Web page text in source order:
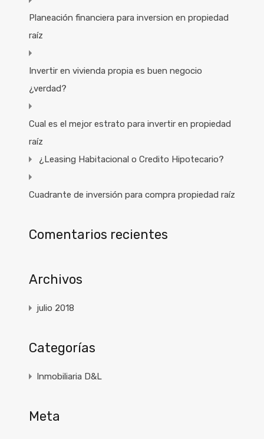
Planeación financiera para inversion en propiedad
raíz
Invertir en vivienda propia es buen negocio
¿verdad?
Cual es el mejor estrato para invertir en propiedad
raíz
¿Leasing Habitacional o Credito Hipotecario?
Cuadrante de inversión para compra propiedad raíz
Comentarios recientes
Archivos
julio 2018
Categorías
Inmobiliaria D&L
Meta